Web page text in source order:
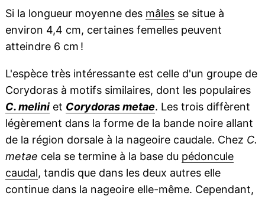
Si la longueur moyenne des mâlesse situe à
environ 4,4 cm, certaines femelles peuvent
atteindre 6 cm !
L'espèce très intéressante est celle d'un groupe de
Corydoras à motifs similaires, dont les populaires
C. meliniet Corydoras metae. Les trois diffèrent
légèrement dans la forme de la bande noire allant
de la région dorsale à la nageoire caudale. Chez C.
metae cela se termine à la base du pédoncule
caudal, tandis que dans les deux autres elle
continue dans la nageoire elle-même. Cependant,